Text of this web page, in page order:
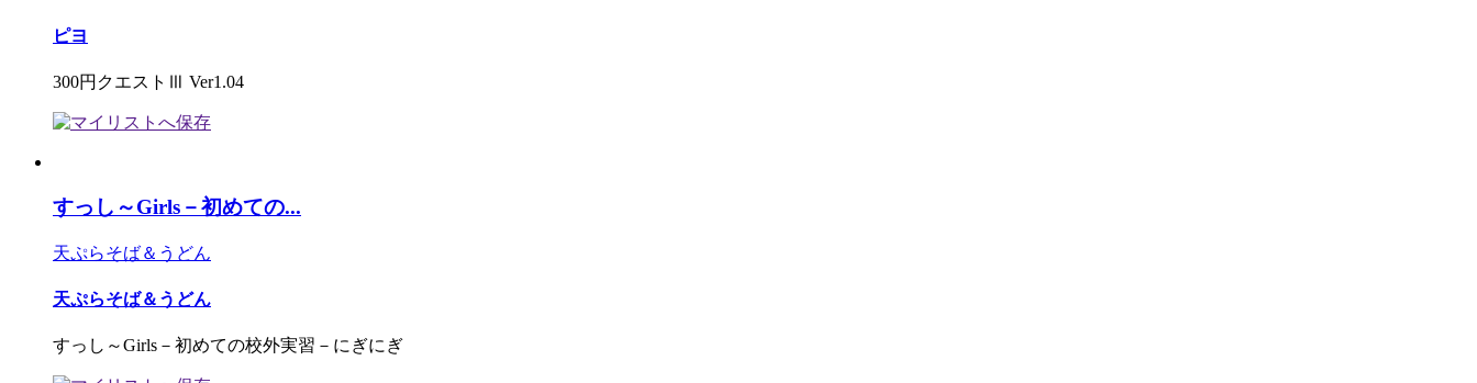
ピヨ
300円クエストⅢ Ver1.04
すっし～Girls－初めての...
天ぷらそば＆うどん
天ぷらそば＆うどん
すっし～Girls－初めての校外実習－にぎにぎ